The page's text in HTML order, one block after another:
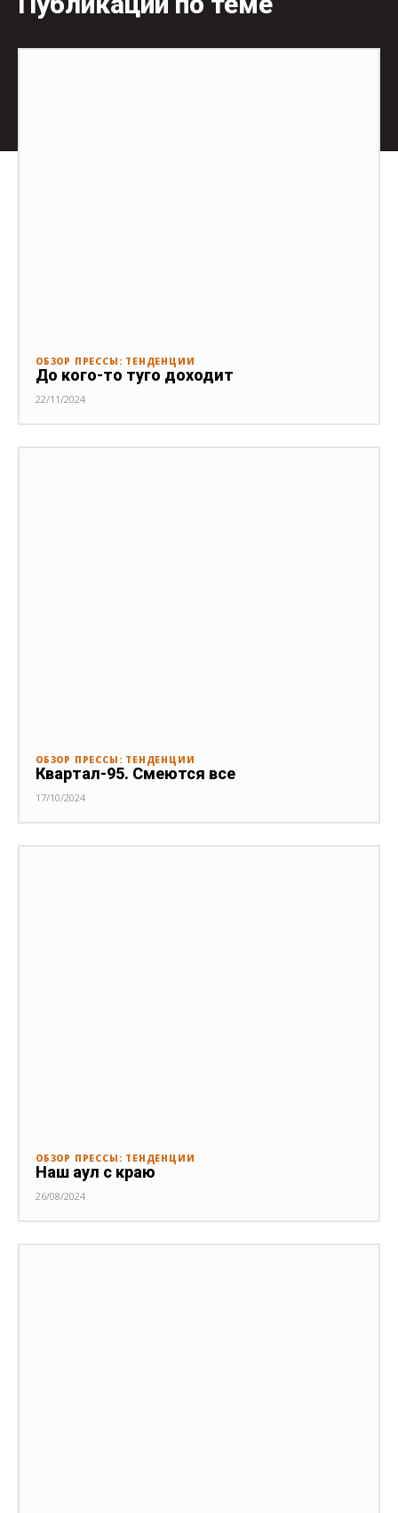
ОБЗОР ПРЕССЫ: ТЕНДЕНЦИИ
До кого-то туго доходит
22/11/2024
ОБЗОР ПРЕССЫ: ТЕНДЕНЦИИ
Квартал-95. Смеются все
17/10/2024
ОБЗОР ПРЕССЫ: ТЕНДЕНЦИИ
Наш аул с краю
26/08/2024